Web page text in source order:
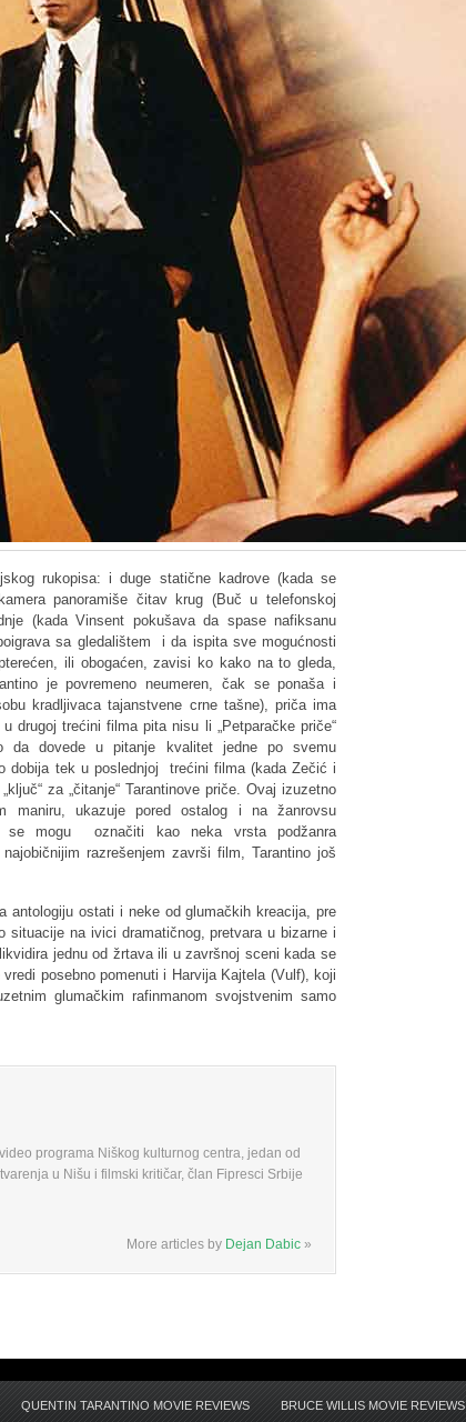
rukopisa: i duge statične kadrove (kada se
panoramiše čitav krug (Buč u telefonskoj
(kada Vinsent pokušava da spase nafiksanu
sa gledalištem i da ispita sve mogućnosti
ili obogaćen, zavisi ko kako na to gleda,
je povremeno neumeren, čak se ponaša i
kradljivaca tajanstvene crne tašne), priča ima
drugoj trećini filma pita nisu li „Petparačke priče“
da dovede u pitanje kvalitet jedne po svemu
dobija tek u poslednjoj trećini filma (kada Zečić i
za „čitanje“ Tarantinove priče. Ovaj izuzetno
maniru, ukazuje pored ostalog i na žanrovsu
se mogu označiti kao neka vrsta podžanra
razrešenjem završi film, Tarantino još
antologiju ostati i neke od glumačkih kreacija, pre
na ivici dramatičnog, pretvara u bizarne i
jednu od žrtava ili u završnoj sceni kada se
posebno pomenuti i Harvija Kajtela (Vulf), koji
glumačkim rafinmanom svojstvenim samo
programa Niškog kulturnog centra, jedan od
u Nišu i filmski kritičar, član Fipresci Srbije
More articles by Dejan Dabic »
QUENTIN TARANTINO MOVIE REVIEWS BRUCE WILLIS MOVIE REVIEWS